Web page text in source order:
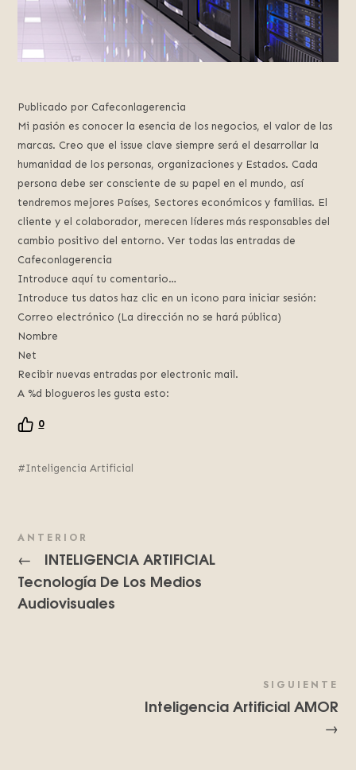
Publicado por Cafeconlagerencia
Mi pasión es conocer la esencia de los negocios, el valor de las
marcas. Creo que el issue clave siempre será el desarrollar la
humanidad de los personas, organizaciones y Estados. Cada
persona debe ser consciente de su papel en el mundo, así
tendremos mejores Países, Sectores económicos y familias. El
cliente y el colaborador, merecen líderes más responsables del
cambio positivo del entorno. Ver todas las entradas de
Cafeconlagerencia
Introduce aquí tu comentario…
Introduce tus datos haz clic en un icono para iniciar sesión:
Correo electrónico (La dirección no se hará pública)
Nombre
Net
Recibir nuevas entradas por electronic mail.
A %d blogueros les gusta esto:
0
Inteligencia Artificial
ANTERIOR
←
INTELIGENCIA ARTIFICIAL
Tecnología De Los Medios
Audiovisuales
SIGUIENTE
Inteligencia Artificial AMOR
→